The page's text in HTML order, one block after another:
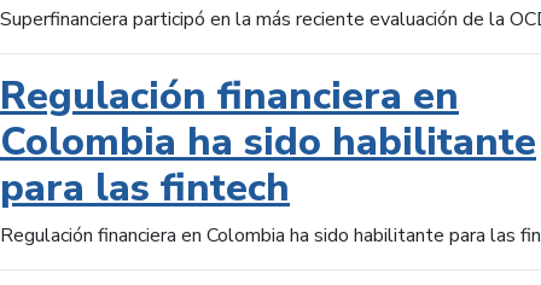
Superfinanciera participó en la más reciente evaluación de la
Regulación financiera en
Colombia ha sido habilitante
para las fintech
Regulación financiera en Colombia ha sido habilitante para las